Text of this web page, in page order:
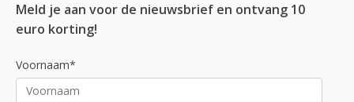
Meld je aan voor de nieuwsbrief en ontvang 10
euro korting!
Voornaam*